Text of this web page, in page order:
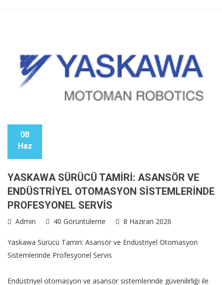
08
Haz
YASKAWA SÜRÜCÜ TAMIRI: ASANSÖR VE
ENDÜSTRIYEL OTOMASYON SISTEMLERINDE
PROFESYONEL SERVIS
Admin 40 Görüntüleme 8 Haziran 2026
Yaskawa Sürücü Tamiri: Asansör ve Endüstriyel Otomasyon
Sistemlerinde Profesyonel Servis
Endüstriyel otomasyon ve asansör sistemlerinde güvenilirliği ile